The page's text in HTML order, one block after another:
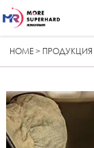
HOME> ПРОДУКЦИЯ